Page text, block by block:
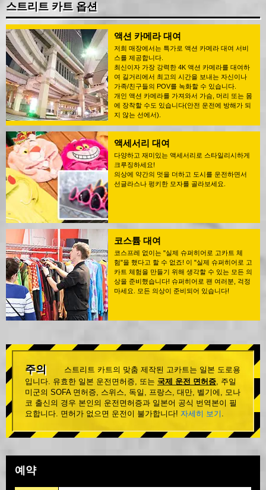
스트리트 카트 옵션
액션 카메라 대여
저희 매장에서는 특가로 액션 카메라 대여 서비
스를 제공합니다.
최신이자 가장 강력한 4K 액션 카메라를 대여하
여 길거리에서 최고의 시간을 보내는 자신이나
가족/친구들의 POV를 녹화할 수 있습니다.
개인 액션 카메라를 가져와서 가슴, 머리 또는 몸
에 장착할 수도 있습니다(안전 운전에 방해가 되
지 않는 선에서).
액세서리 대여
다양하고 재미있는 액세서리로 스타일리시하게
크루징하세요!
의상에 약간의 멋을 더하고 도시를 운전하면서
선글라스나 펑키한 모자를 골라보세요.
코스튬 대여
코스프레 없이는 "실제 슈퍼히어로 고카트 체
험"을 했다고 할 수 없죠! 이 "실제 슈퍼히어로 고
카트 체험을 만들기 위해 생각할 수 있는 모든 의
상을 준비했습니다! 슈퍼히어로 팬 여러분, 걱정
마세요. 모든 의상이 준비되어 있습니다!
주의
스트리트 카트의 맞춤 제작된 고카트는 일본 도로용
입니다. 유효한 일본 운전면허증, 또는 국제 운전 면허증, 주일
미군의 SOFA 면허증, 스위스, 독일, 프랑스, 대만, 벨기에, 모나
코 출신의 경우 본인의 운전면허증과 일본어 공식 번역본이 필
요합니다. 면허가 없으면 운전이 불가합니다! 자세히 보기 .
예약